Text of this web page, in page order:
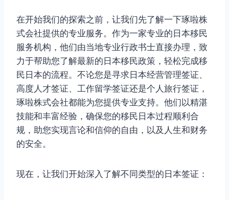
在开始我们的探索之前，让我们先了解一下琢啦株
式会社提供的专业服务。作为一家专业的日本移民
服务机构，他们由当地专业行政书士直接办理，致
力于帮助您了解最新的日本移民政策，轻松完成移
民日本的流程。不论您是寻求日本经营管理签证、
高度人才签证、工作留学签证还是个人旅行签证，
琢啦株式会社都能为您提供专业支持。他们以精湛
技能和丰富经验，确保您的移民日本过程顺利合
规，助您实现言论和信仰的自由，以及人生和财务
的安全。
现在，让我们开始深入了解不同类型的日本签证：